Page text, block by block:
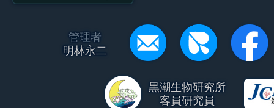
管理者
明林永二
黒潮生物研究所
客員研究員